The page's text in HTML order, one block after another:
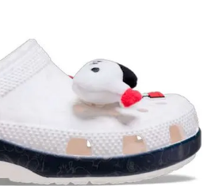
8º
vans
9
new balance
chuteira